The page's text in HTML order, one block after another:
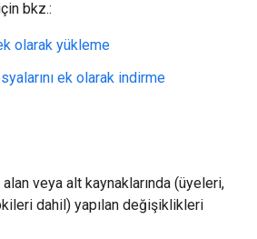
bkz.:
olarak yükleme
ek olarak indirme
alan veya alt kaynaklarında (üyeleri,
dahil) yapılan değişiklikleri